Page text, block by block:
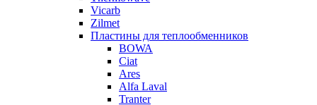
Vicarb
Zilmet
Пластины для теплообменников
BOWA
Ciat
Ares
Alfa Laval
Tranter